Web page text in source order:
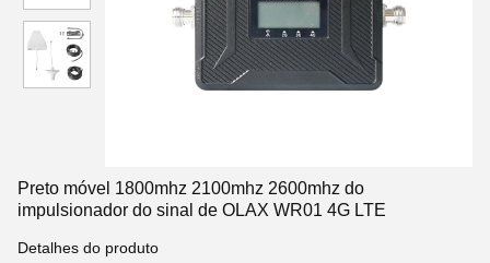
Preto móvel 1800mhz 2100mhz 2600mhz do
impulsionador do sinal de OLAX WR01 4G LTE
Detalhes do produto